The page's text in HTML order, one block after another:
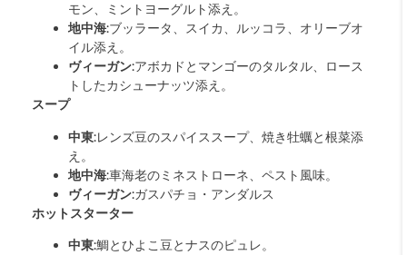
モン、ミントヨーグルト添え。
地中海:ブッラータ、スイカ、ルッコラ、オリーブオ
イル添え。
ヴィーガン:アボカドとマンゴーのタルタル、ロース
トしたカシューナッツ添え。
スープ
中東:レンズ豆のスパイススープ、焼き牡蠣と根菜添
え。
地中海:車海老のミネストローネ、ペスト風味。
ヴィーガン:ガスパチョ・アンダルス
ホットスターター
中東:鯛とひよこ豆とナスのピュレ。